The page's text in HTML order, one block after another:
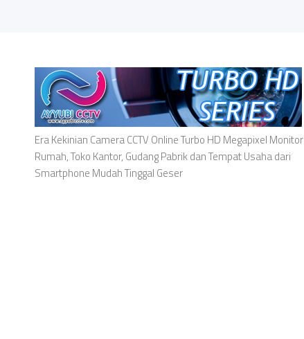
Era Kekinian Camera CCTV Online Turbo HD Megapixel Monitor
Rumah, Toko Kantor, Gudang Pabrik dan Tempat Usaha dari
Smartphone Mudah Tinggal Geser